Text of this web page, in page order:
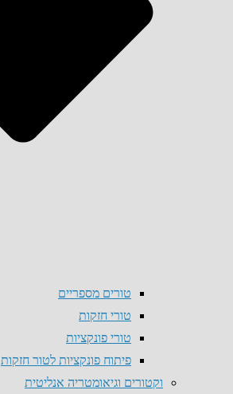
טורים מספריים
טורי חזקות
טורי פונקציות
פיתוח פונקציות לטור חזקות
וקטורים וגיאומטריה אנליטית